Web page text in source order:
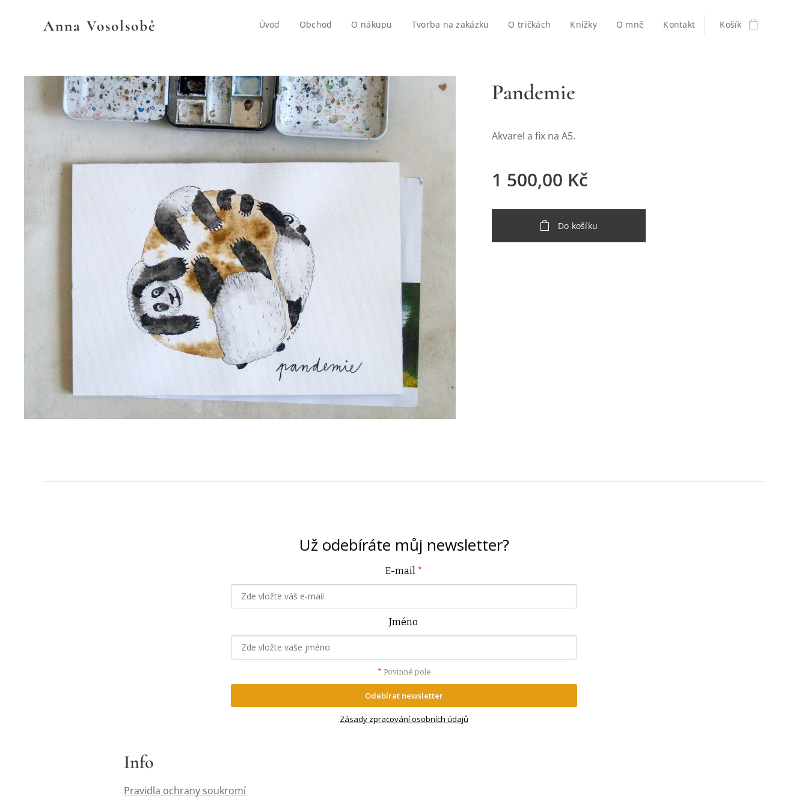
Anna Vosolsobě Úvod Obchod O nákupu Tvorba na zakázku O tričkách Knížky O mně Kontakt Košík
Pandemie
Akvarel a fix na A5.
1 500,00 Kč
Do košíku
Už odebíráte můj newsletter?
E-mail *
Jméno
* Povinné pole
Odebírat newsletter
Zásady zpracování osobních údajů
Info
Pravidla ochrany soukromí